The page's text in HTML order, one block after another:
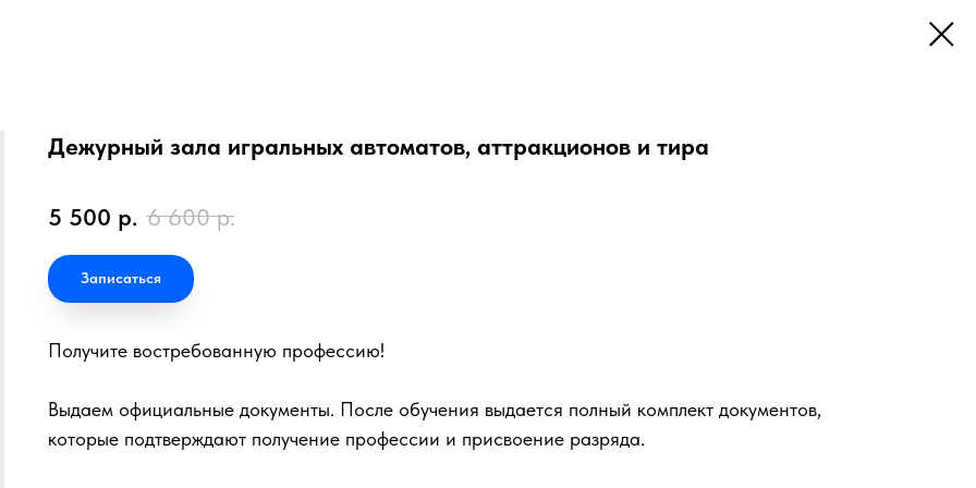
Дежурный зала игральных автоматов, аттракционов и тира
5 500 р. 6 600 р.
Записаться
Получите востребованную профессию!
Выдаем официальные документы. После обучения выдается полный комплект документов,
которые подтверждают получение профессии и присвоение разряда.